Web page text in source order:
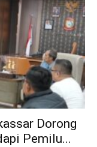
Dorong
Pemilu...